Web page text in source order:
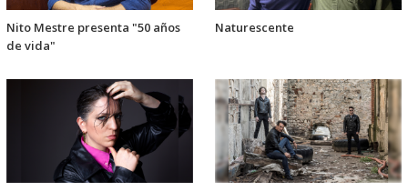
Nito Mestre presenta "50 años
de vida"
Naturescente